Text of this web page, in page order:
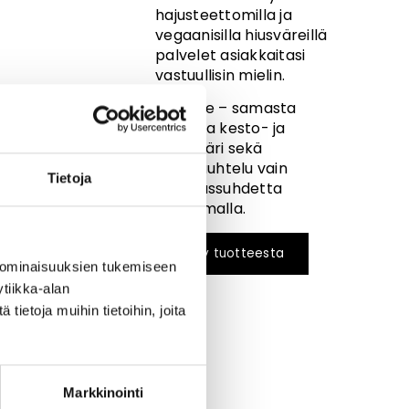
Tietoja
tukemiseen
alan
tietoja muihin tietoihin, joita
Markkinointi
hajusteettomilla ja
vegaanisilla hiusväreillä
palvelet asiakkaitasi
vastuullisin mielin.
3 in One – samasta
tuubista kesto- ja
kevytväri sekä
kiiltohuuhtelu vain
sekoitussuhdetta
vaihtamalla.
Kysy tuotteesta